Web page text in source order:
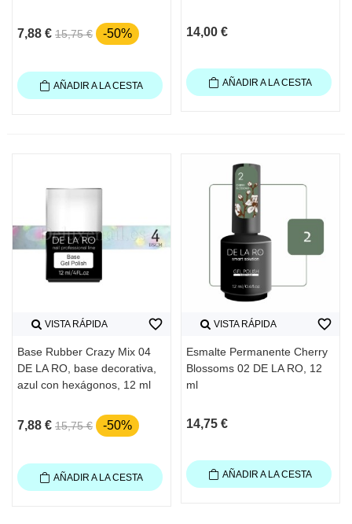
7,88 € 15,75 € -50%
AÑADIR A LA CESTA
14,00 €
AÑADIR A LA CESTA
VISTA RÁPIDA
Base Rubber Crazy Mix 04
DE LA RO, base decorativa,
azul con hexágonos, 12 ml
7,88 € 15,75 € -50%
favorite_border
AÑADIR A LA CESTA
VISTA RÁPIDA
Esmalte Permanente Cherry
Blossoms 02 DE LA RO, 12
ml
14,75 €
favorite_border
AÑADIR A LA CESTA